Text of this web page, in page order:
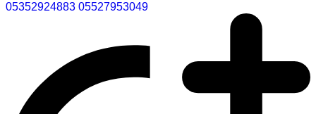
05352924883 05527953049